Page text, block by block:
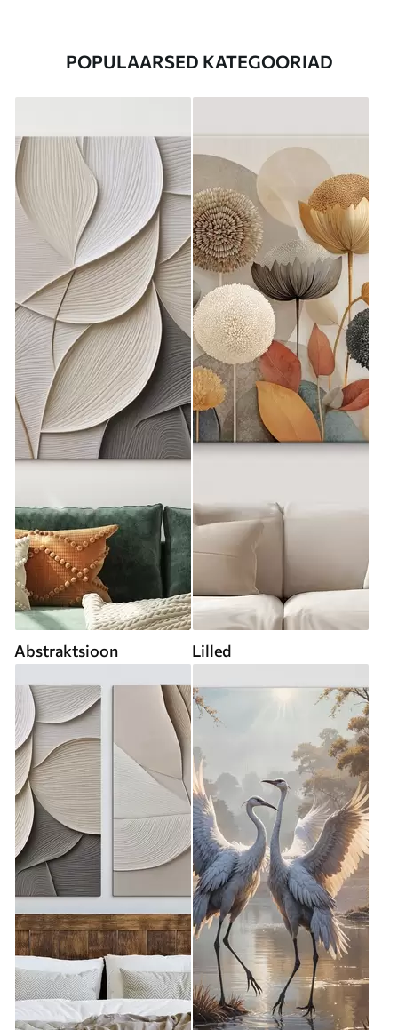
POPULAARSED KATEGOORIAD
Abstraktsioon Lilled